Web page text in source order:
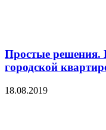
Простые решения.
городской
18.08.2019